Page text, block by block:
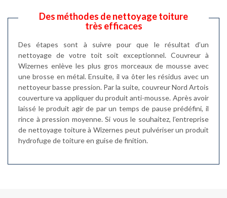
Des méthodes de nettoyage toiture
très efficaces
Des étapes sont à suivre pour que le résultat d’un
nettoyage de votre toit soit exceptionnel. Couvreur à
Wizernes enlève les plus gros morceaux de mousse avec
une brosse en métal. Ensuite, il va ôter les résidus avec un
nettoyeur basse pression. Par la suite, couvreur Nord Artois
couverture va appliquer du produit anti-mousse. Après avoir
laissé le produit agir de par un temps de pause prédéfini, il
rince à pression moyenne. Si vous le souhaitez, l’entreprise
de nettoyage toiture à Wizernes peut pulvériser un produit
hydrofuge de toiture en guise de finition.